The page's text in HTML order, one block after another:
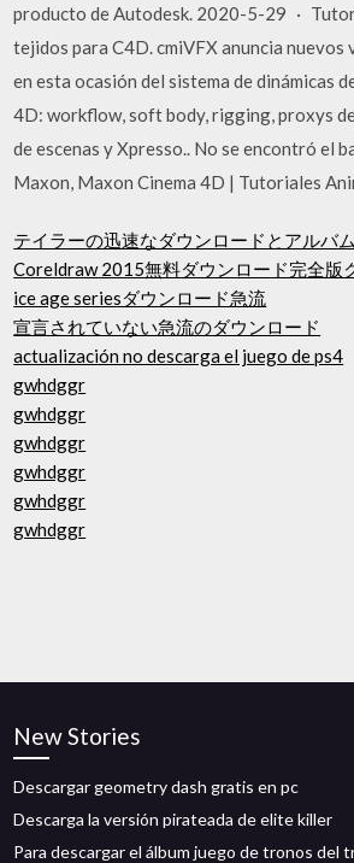
producto de Autodesk. 2020-5-29 ·
tejidos para C4D. cmiVFX anuncia nuevos
en esta ocasión del sistema de dinámicas
4D: workflow, soft body, rigging, proxys
de escenas y Xpresso.. No se encontró el
Maxon, Maxon Cinema 4D | Tutoriales
テイラーの迅速なダウンロードとアルバ
Coreldraw 2015無料ダウンロード完全版
ice age seriesダウンロード急流
宣言されていない急流のダウンロード
actualización no descarga el juego de ps4
gwhdggr
gwhdggr
gwhdggr
gwhdggr
gwhdggr
gwhdggr
New Stories
Descargar geometry dash gratis en pc
Descarga la versión pirateada de elite killer
Para descargar el álbum juego de tronos del